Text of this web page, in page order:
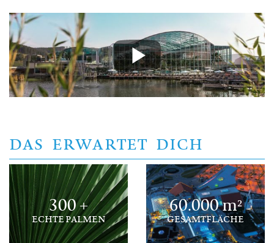
DAS ERWARTET DICH
300 +
ECHTE PALMEN
60.000 m²
GESAMTFLÄCHE